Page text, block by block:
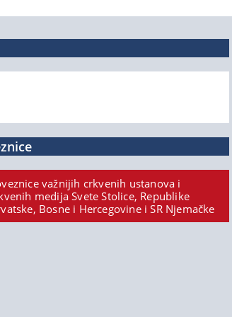
važnijih crkvenih ustanova i
medija Svete Stolice, Republike
Bosne i Hercegovine i SR Njemačke